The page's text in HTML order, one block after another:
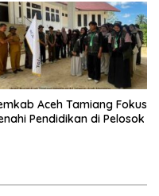
Aceh Tamiang Fokus
Pendidikan di Pelosok